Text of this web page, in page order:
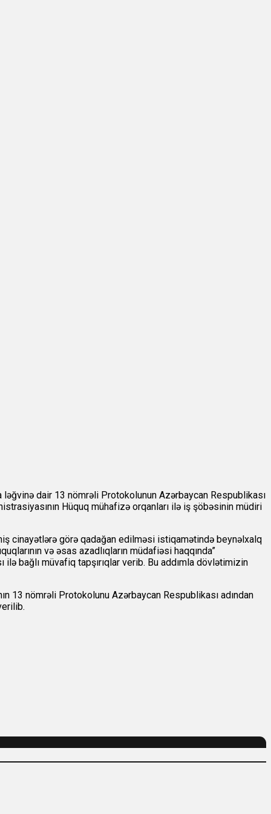
ləğvinə dair 13 nömrəli Protokolunun Azərbaycan Respublikası
Hüquq mühafizə orqanları ilə iş şöbəsinin müdiri
cinayətlərə görə qadağan edilməsi istiqamətində beynəlxalq
və əsas azadlıqların müdafiəsi haqqında”
bağlı müvafiq tapşırıqlar verib. Bu addımla dövlətimizin
13 nömrəli Protokolunu Azərbaycan Respublikası adından